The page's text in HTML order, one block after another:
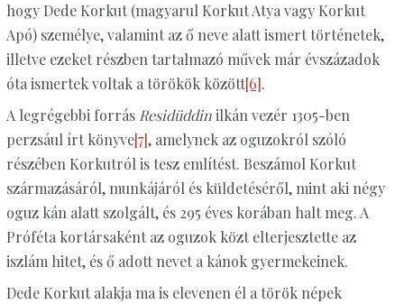
hogy Dede Korkut (magyarul Korkut Atya vagy Korkut
Apó) személye, valamint az ő neve alatt ismert történetek,
illetve ezeket részben tartalmazó művek már évszázadok
óta ismertek voltak a törökök között[6].
A legrégebbi forrás Residüddinilkán vezér 1305-ben
perzsául írt könyve[7], amelynek az oguzokról szóló
részében Korkutról is tesz említést. Beszámol Korkut
származásáról, munkájáról és küldetéséről, mint aki négy
oguz kán alatt szolgált, és 295 éves korában halt meg. A
Próféta kortársaként az oguzok közt elterjesztette az
iszlám hitet, és ő adott nevet a kánok gyermekeinek.
Dede Korkut alakja ma is elevenen él a török népek